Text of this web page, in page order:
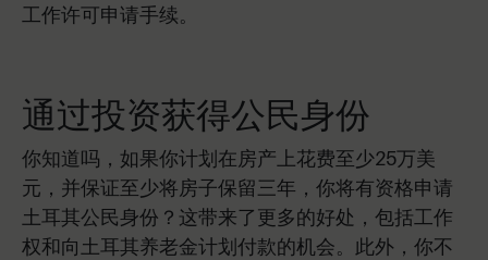
工作许可申请手续。
通过投资获得公民身份
你知道吗，如果你计划在房产上花费至少25万美
元，并保证至少将房子保留三年，你将有资格申请
土耳其公民身份？这带来了更多的好处，包括工作
权和向土耳其养老金计划付款的机会。此外，你不